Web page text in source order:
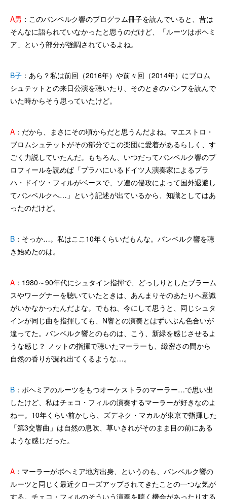
A男 ：このバンベルク響のプログラム冊子を読んでいると、昔は
そんなに語られていなかったと思うのだけど、「ルーツはボヘミ
ア」という部分が強調されているよね。
B子 ：あら？私は前回（2016年）や前々回（2014年）にブロム
シュテットとの来日公演を聴いたり、そのときのパンフを読んで
いた時からそう思っていたけど。
A ：だから、まさにその頃からだと思うんだよね。マエストロ・
ブロムシュテットがその部分でこの楽団に愛着があるらしく、す
ごく力説していたんだ。もちろん、いつだってバンベルク響のプ
ロフィールを読めば「プラハにいるドイツ人演奏家によるプラ
ハ・ドイツ・フィルがベースで、ソ連の侵攻によって国外退避し
てバンベルクへ…」という記述が出ているから、知識としてはあ
ったのだけど。
B ：そっか…。私はここ10年くらいだもんな。バンベルク響を聴
き始めたのは。
A ：1980～90年代にシュタイン指揮で、どっしりとしたブラーム
スやワーグナーを聴いていたときは、あんまりそのあたりへ意識
がいかなかったんだよな。でもね、今にして思うと、同じシュタ
インが同じ曲を指揮しても、N響との演奏とはずいぶん色合いが
違ってた。バンベルク響とのものは、こう、新緑を感じさせるよ
うな感じ？ ノットの指揮で聴いたマーラーも、緻密さの間から
自然の香りが漏れ出てくるような…。
B ：ボヘミアのルーツをもつオーケストラのマーラー…で思い出
したけど、私はチェコ・フィルの演奏するマーラーが好きなのよ
ねー。10年くらい前かしら、ズデネク・マカルが東京で指揮した
「第3交響曲」は自然の息吹、草いきれがそのまま目の前にある
ような感じだった。
A ：マーラーがボヘミア地方出身、というのも、バンベルク響の
ルーツと同じく最近クローズアップされてきたことの一つな気が
する。チェコ・フィルのそういう演奏を聴く機会があったりする